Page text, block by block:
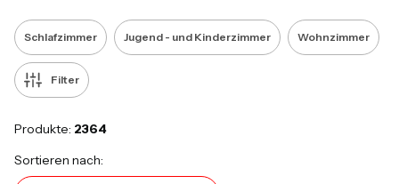
Schlafzimmer Jugend - und Kinderzimmer Wohnzimmer
Filter
Produkte: 2364
Produktliste
Sortieren nach: